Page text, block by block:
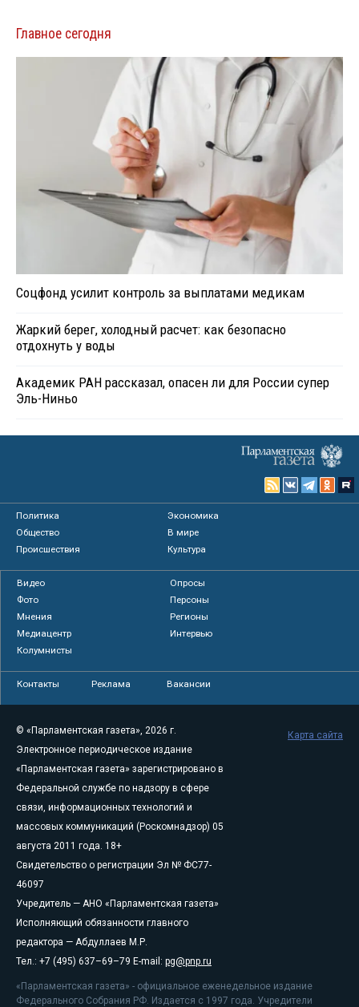
Главное сегодня
Соцфонд усилит контроль за выплатами медикам
Жаркий берег, холодный расчет: как безопасно
отдохнуть у воды
Академик РАН рассказал, опасен ли для России супер
Эль-Ниньо
Политика
Экономика
Общество
В мире
Происшествия
Культура
Видео
Опросы
Фото
Персоны
Мнения
Регионы
Медиацентр
Интервью
Колумнисты
Контакты Реклама Вакансии
© «Парламентская газета», 2026 г.
Электронное периодическое издание
«Парламентская газета» зарегистрировано в
Федеральной службе по надзору в сфере
связи, информационных технологий и
массовых коммуникаций (Роскомнадзор) 05
августа 2011 года. 18+
Свидетельство о регистрации Эл № ФС77-
46097
Учредитель — АНО «Парламентская газета»
Исполняющий обязанности главного
редактора — Абдуллаев М.Р.
Тел.: +7 (495) 637–69–79 E-mail: pg@pnp.ru
«Парламентская газета» - официальное еженедельное издание
Федерального Собрания РФ. Издается с 1997 года. Учредители
Карта сайта